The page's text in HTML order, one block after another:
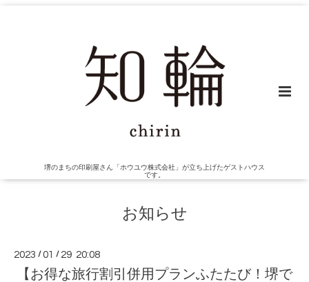
堺のまちの印刷屋さん「ホウユウ株式会社」が立ち上げたゲストハウス
です。
お知らせ
2023 /01 / 29 20:08
【お得な旅行割引併用プランふたたび！堺で